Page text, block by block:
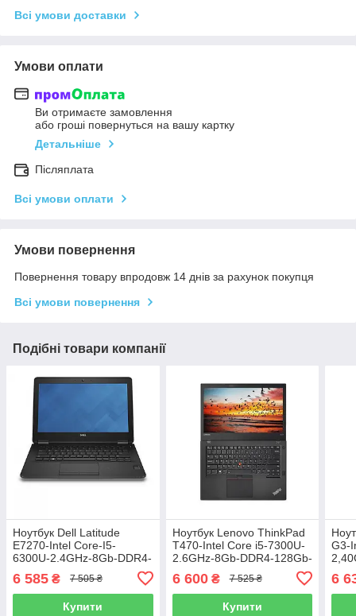
Всі умови доставки
Умови оплати
Ви отримаєте замовлення
або гроші повернуться на вашу картку
Детальніше
Післяплата
Всі умови оплати
Умови повернення
Повернення товару впродовж 14 днів за рахунок покупця
Всі умови повернення
Подібні товари компанії
Ноутбук Dell Latitude
E7270-Intel Core-I5-
6300U-2.4GHz-8Gb-DDR4-
FHD-touch-Web-(B)- Б/В
6 585 ₴ 7 505 ₴
Купити
Ноутбук Lenovo ThinkPad
T470-Intel Core i5-7300U-
2.6GHz-8Gb-DDR4-128Gb-
SSD-W14-FHD-IPS-Touch-
Web-(B)-Б/В
6 600₴ 7 525 ₴
Купити
G3-
IPS-
6